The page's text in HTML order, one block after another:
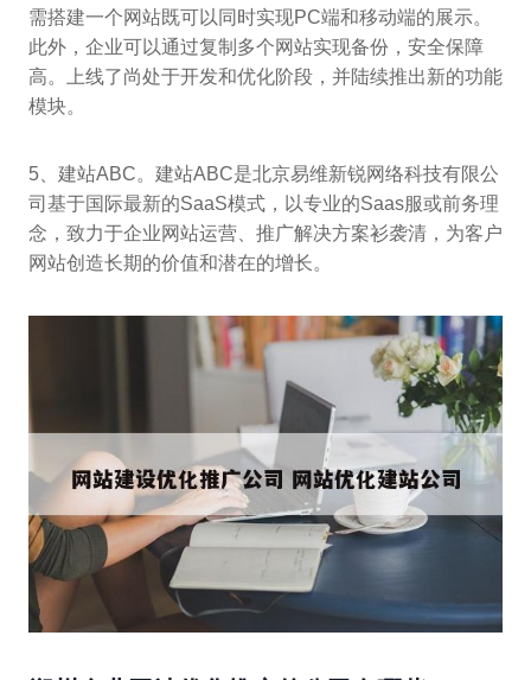
需搭建一个网站既可以同时实现PC端和移动端的展示。
此外，企业可以通过复制多个网站实现备份，安全保障
高。上线了尚处于开发和优化阶段，并陆续推出新的功能
模块。
5、建站ABC。建站ABC是北京易维新锐网络科技有限公
司基于国际最新的SaaS模式，以专业的Saas服或前务理
念，致力于企业网站运营、推广解决方案衫袭清，为客户
网站创造长期的价值和潜在的增长。